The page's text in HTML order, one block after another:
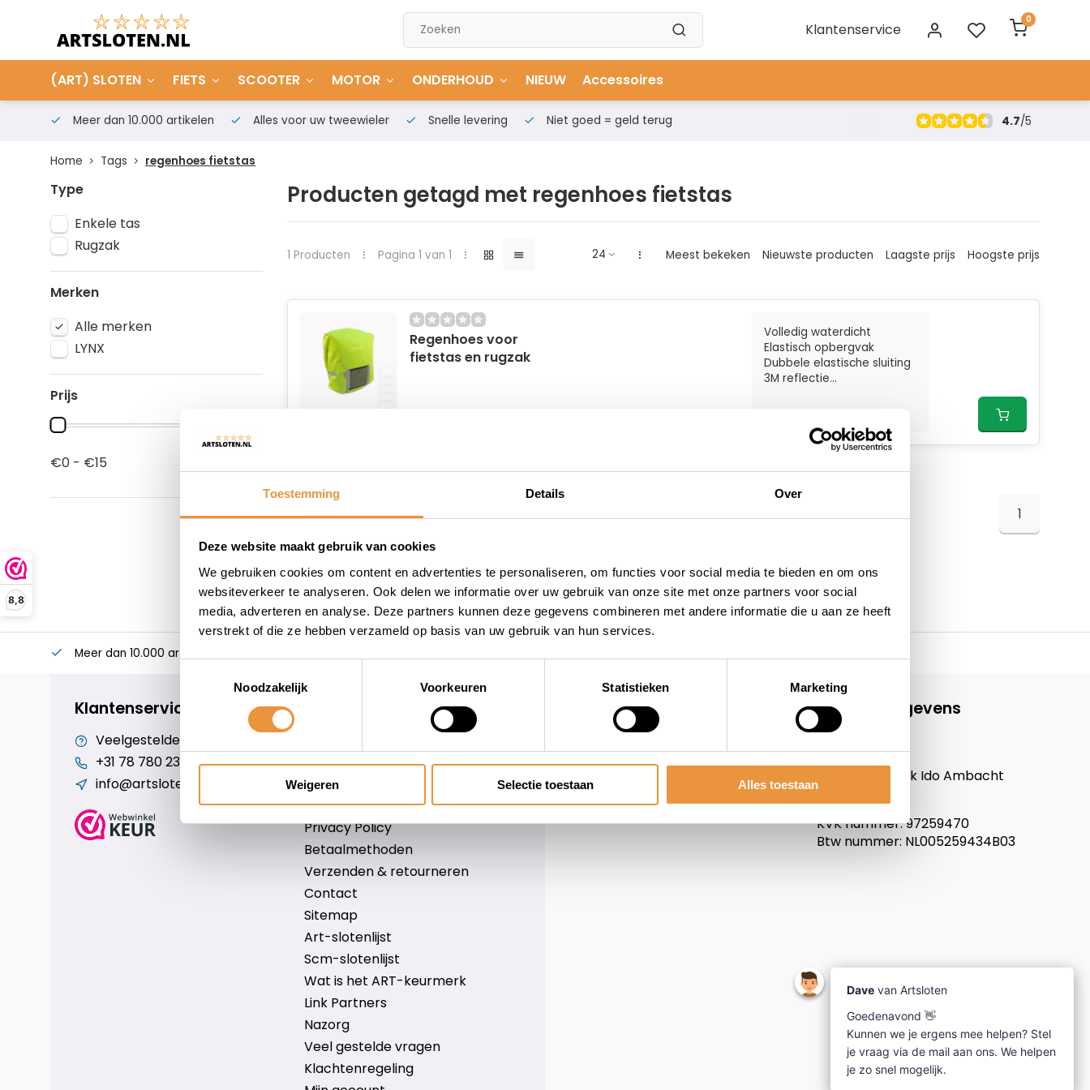
Toestemming Details Over
Deze website maakt gebruik van cookies
We gebruiken cookies om content en advertenties te personaliseren, om functies voor social media te bieden en om ons
websiteverkeer te analyseren. Ook delen we informatie over uw gebruik van onze site met onze partners voor social
media, adverteren en analyse. Deze partners kunnen deze gegevens combineren met andere informatie die u aan ze heeft
verstrekt of die ze hebben verzameld op basis van uw gebruik van hun services.
Noodzakelijk
Voorkeuren Statistieken Marketing
Weigeren Selectie toestaan Alles toestaan
8,8
Klantenservice
0
(ART) SLOTEN FIETS SCOOTER MOTOR ONDERHOUD NIEUW Accessoires
Meer dan 10.000 artikelen Alles voor uw tweewieler Snelle levering Niet goed = geld terug 4.7/5
Home Tags regenhoes fietstas
Type
Enkele tas
Rugzak
Merken
Alle merken
LYNX
Prijs
€0 - €15
Producten getagd met regenhoes fietstas
1 Producten Pagina 1 van 1 Meest bekeken Nieuwste producten Laagste prijs Hoogste prijs
Regenhoes voor
fietstas en rugzak
Volledig waterdicht
Elastisch opbergvak
Dubbele elastische sluiting
3M reflectie...
1
Meer dan 10.000 artikelen
Klantenservice
Veelgestelde vragen
+31 78 780 2330
info@artsloten.nl
Over ons
Algemene voorwaarden
Disclaimer
Privacy Policy
Betaalmethoden
Verzenden & retourneren
Contact
Sitemap
Art-slotenlijst
Scm-slotenlijst
Wat is het ART-keurmerk
Link Partners
Nazorg
Veel gestelde vragen
Klachtenregeling
Informatie
Blog
Merken
Categorieën
Contactgegevens
Noordeinde 114
3341LW, Hendrik Ido Ambacht
Nederland
KVK nummer: 97259470
Btw nummer: NL005259434B03